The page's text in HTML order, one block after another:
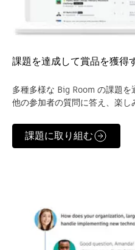
課題を達成して賞品を獲得
多種多様な Big Room の課題を
他の参加者の質問に答え、楽し
課題に取り組む